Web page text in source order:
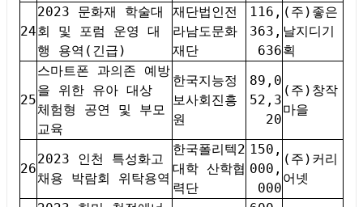
24
2023 문화재 학술대
회 및 포럼 운영 대
행 용역(긴급)
재단법인전
라남도문화
재단
116,
363,
636
(주)좋은
날지디기
획
25
스마트폰 과의존 예방
을 위한 유아 대상
체험형 공연 및 부모
교육
한국지능정
보사회진흥
원
89,0
52,3
20
(주)창작
마을
26
2023 인천 특성화고
채용 박람회 위탁용역
한국폴리텍2
대학 산학협
력단
150,
000,
000
(주)커리
어넷